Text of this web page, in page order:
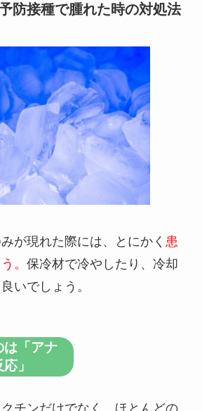
防接種で腫れた時の対処法
が現れた際には、とにかく 患
。 保冷材で冷やしたり、冷却
いでしょう。
は「アナ
」
チンだけでなく、ほとんどの